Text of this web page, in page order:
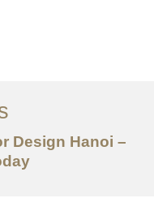
Design Hanoi –